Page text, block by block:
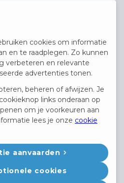
wordt sterk
werken hard aan
voor onze
verliezen daarbij
werk en privé
cookies om informatie
en te raadplegen. Zo kunnen
verbeteren en relevante
advertenties tonen.
beheren of afwijzen. Je
links onderaan op
om je voorkeuren aan
lees je onze cookie
aanvaarden
cookies